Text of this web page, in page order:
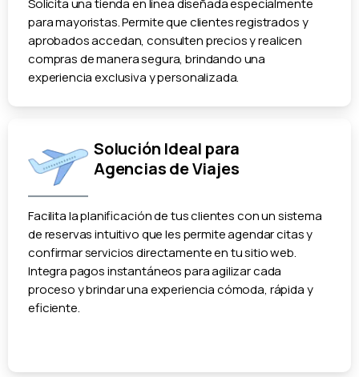
Solicita una tienda en línea diseñada especialmente
para mayoristas. Permite que clientes registrados y
aprobados accedan, consulten precios y realicen
compras de manera segura, brindando una
experiencia exclusiva y personalizada.
Solución Ideal para
Agencias de Viajes
Facilita la planificación de tus clientes con un sistema
de reservas intuitivo que les permite agendar citas y
confirmar servicios directamente en tu sitio web.
Integra pagos instantáneos para agilizar cada
proceso y brindar una experiencia cómoda, rápida y
eficiente.